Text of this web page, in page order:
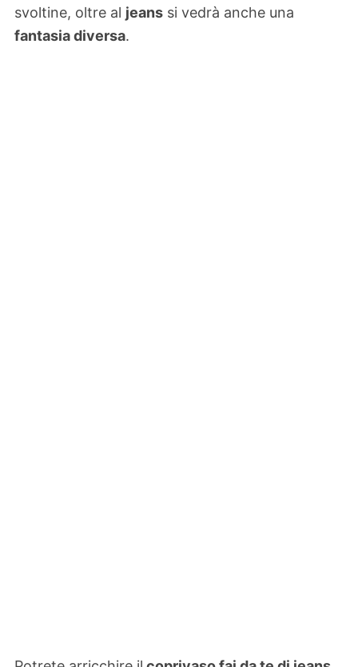
svoltine, oltre al jeans si vedrà anche una
fantasia diversa.